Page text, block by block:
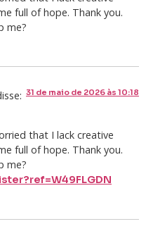
full of hope. Thank you.
me?
31 de maio de 2026 às 10:18
that I lack creative
full of hope. Thank you.
me?